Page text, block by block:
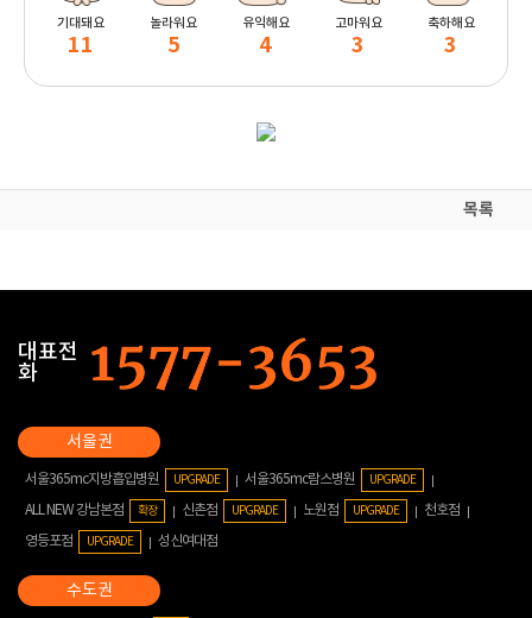
기대돼요
11
놀라워요
5
유익해요
4
고마워요
3
축하해요
3
목록
대표전
화
서울365mc지방흡입병원 UPGRADE 서울365mc람스병원 UPGRADE
ALL NEW 강남본점 확장 신촌점 UPGRADE 노원점 UPGRADE
천호점
영등포점
UPGRADE 성신여대점